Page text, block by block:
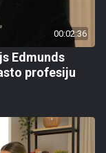
00:02:36
Edmunds
profesiju